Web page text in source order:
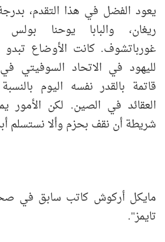
يعود الفضل في هذا التقدم،
ريغان، والبابا يوحنا بولس
غورباتشوف. كانت الأوضاع تبدو
لليهود في الاتحاد السوفيتي
قاتمة بالقدر نفسه اليوم
العقائد في الصين. لكن الأمور
شريطة أن نقف بحزم وألا نستسلم
مايكل أركوش كاتب سابق في
تايمز".